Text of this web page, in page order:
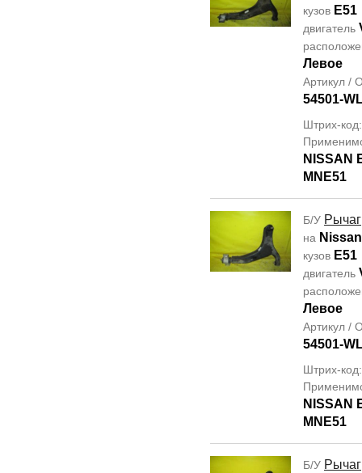
кузов E51
двигатель
Левое
Артикул /
54501-
Штрих-
NISSAN
MNE51
Б/У Рычаг
на
кузов E51
двигатель
Левое
Артикул /
54501-
Штрих-
NISSAN
MNE51
Б/У Рычаг